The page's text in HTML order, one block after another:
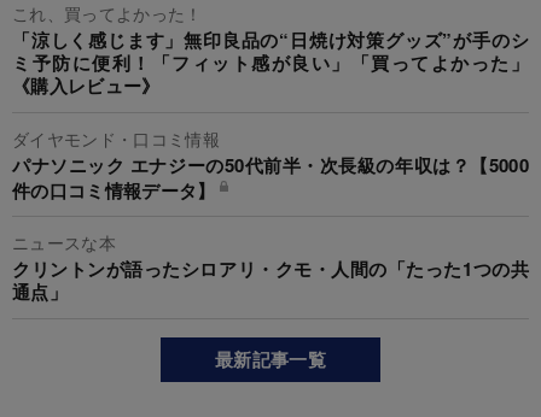
これ、買ってよかった！
「涼しく感じます」無印良品の“日焼け対策グッズ”が手のシ
ミ予防に便利！「フィット感が良い」「買ってよかった」
《購入レビュー》
ダイヤモンド・口コミ情報
パナソニック エナジーの50代前半・次長級の年収は？【5000
件の口コミ情報データ】
ニュースな本
クリントンが語ったシロアリ・クモ・人間の「たった1つの共
通点」
最新記事一覧